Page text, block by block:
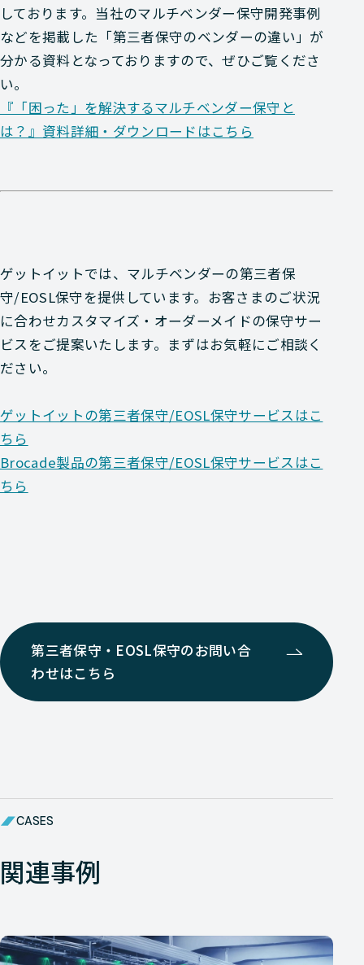
しております。当社のマルチベンダー保守開発事例
などを掲載した「第三者保守のベンダーの違い」が
分かる資料となっておりますので、ぜひご覧くださ
い。
『「困った」を解決するマルチベンダー保守と
は？』資料詳細・ダウンロードはこちら
ゲットイットでは、マルチベンダーの第三者保
守/EOSL保守を提供しています。お客さまのご状況
に合わせカスタマイズ・オーダーメイドの保守サー
ビスをご提案いたします。まずはお気軽にご相談く
ださい。
ゲットイットの第三者保守/EOSL保守サービスはこ
ちら
Brocade製品の第三者保守/EOSL保守サービスはこ
ちら
第三者保守・EOSL保守のお問い合
わせはこちら
CASES
関連事例